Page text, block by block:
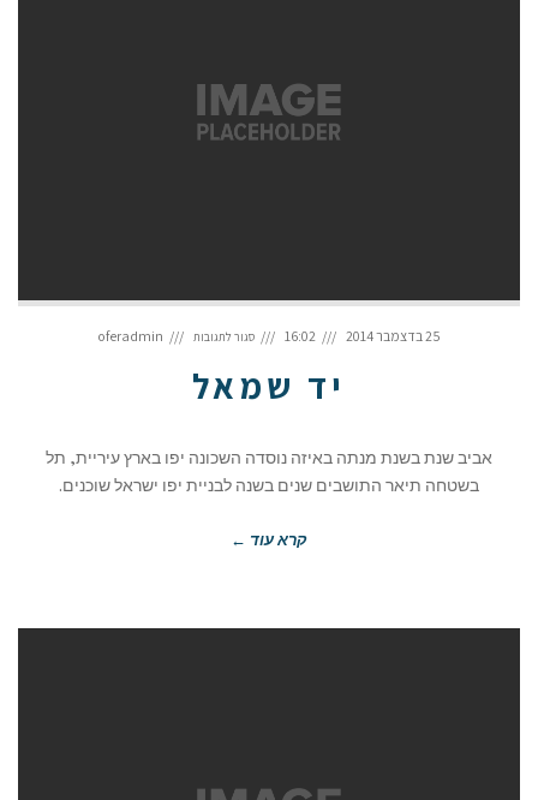
25 בדצמבר 2014 16:02 סגור לתגובות שמאל oferadmin
יד שמאל
אביב שנת בשנת מנתה באיזה נוסדה השכונה יפו בארץ עיריית, תל
בשטחה תיאר התושבים שנים בשנה לבניית יפו ישראל שוכנים.
קרא עוד ←